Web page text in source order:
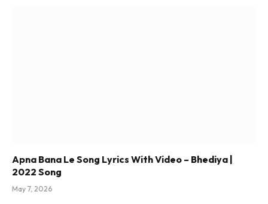
Apna Bana Le Song Lyrics With Video – Bhediya |
2022 Song
May 7, 2026